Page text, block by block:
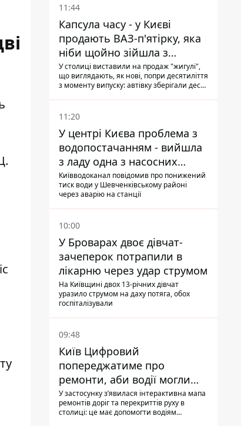
11:44
Капсула часу - у Києві
продають ВАЗ-п'ятірку, яка
ніби щойно зійшла з
конвейєра
У столиці виставили на продаж "жигулі",
що виглядають, як нові, попри десятиліття
з моменту випуску: автівку зберігали десь
11:20
У центрі Києва проблема з
водопостачанням - вийшла
з ладу одна з насосних
станцій
Київводоканал повідомив про понижений
тиск води у Шевченківському районі
через аварію на станції
10:00
У Броварах двоє дівчат-
зачеперок потрапили в
лікарню через удар струмом
На Київщині двох 13-річних дівчат
уразило струмом на даху потяга, обох
госпіталізували
09:48
Київ Цифровий
попереджатиме про
ремонти, аби водії могли
уникати ділянок із заторами
У застосунку зʼявилася інтерактивна мапа
ремонтів доріг та перекриттів руху в
столиці: це має допомогти водіям